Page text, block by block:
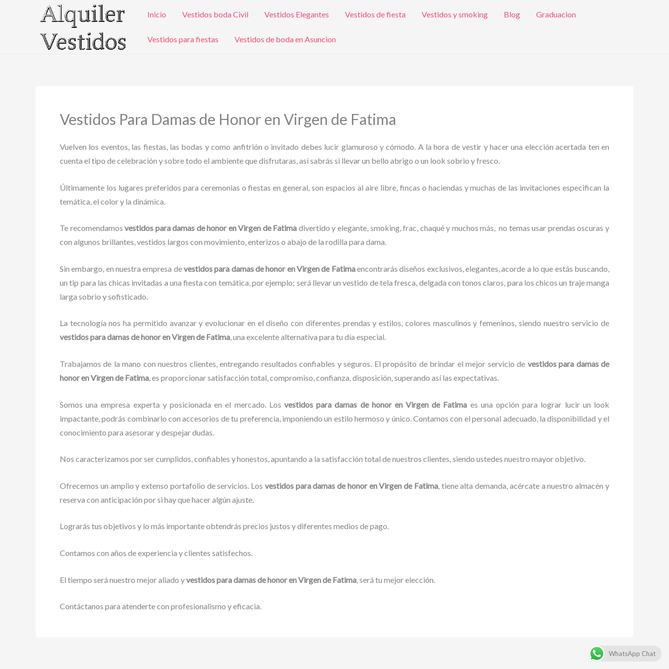
Inicio Vestidos boda Civil Vestidos Elegantes Vestidos de fiesta Vestidos y smoking Blog Graduacion
Vestidos para fiestas Vestidos de boda en Asuncion
Vestidos Para Damas de Honor en Virgen de Fatima
Vuelven los eventos, las fiestas, las bodas y como anfitrión o invitado debes lucir glamuroso y cómodo. A la hora de vestir y hacer una elección acertada ten en
cuenta el tipo de celebración y sobre todo el ambiente que disfrutaras, así sabrás si llevar un bello abrigo o un look sobrio y fresco.
Últimamente los lugares preferidos para ceremonias o fiestas en general, son espacios al aire libre, fincas o haciendas y muchas de las invitaciones especifican la
temática, el color y la dinámica.
Te recomendamosvestidos para damas de honor en Virgen de Fatima divertido y elegante, smoking, frac, chaqué y muchos más, no temas usar prendas oscuras y
con algunos brillantes, vestidos largos con movimiento, enterizos o abajo de la rodilla para dama.
Sin embargo, en nuestra empresa devestidos para damas de honor en Virgen de Fatimaencontrarás diseños exclusivos, elegantes, acorde a lo que estás buscando,
un tip para las chicas invitadas a una fiesta con temática, por ejemplo; será llevar un vestido de tela fresca, delgada con tonos claros, para los chicos un traje manga
larga sobrio y sofisticado.
La tecnología nos ha permitido avanzar y evolucionar en el diseño con diferentes prendas y estilos, colores masculinos y femeninos, siendo nuestro servicio de
vestidos para damas de honoren Virgen de Fatima, una excelente alternativa para tu día especial.
Trabajamos de la mano con nuestros clientes, entregando resultados confiables y seguros. El propósito de brindar el mejor servicio de vestidos para damas de
honoren Virgen de Fatima, es proporcionar satisfacción total, compromiso, confianza, disposición, superando así las expectativas.
Somos una empresa experta y posicionada en el mercado. Los vestidos para damas de honor en Virgen de Fatima es una opción para lograr lucir un look
impactante, podrás combinarlo con accesorios de tu preferencia, imponiendo un estilo hermoso y único. Contamos con el personal adecuado, la disponibilidad y el
conocimiento para asesorar y despejar dudas.
Nos caracterizamos por ser cumplidos, confiables y honestos, apuntando a la satisfacción total de nuestros clientes, siendo ustedes nuestro mayor objetivo.
Ofrecemos un amplio y extenso portafolio de servicios. Los vestidos para damas de honor en Virgen de Fatima, tiene alta demanda, acércate a nuestro almacén y
reserva con anticipación por si hay que hacer algún ajuste.
Lograrás tus objetivos y lo más importante obtendrás precios justos y diferentes medios de pago.
Contamos con años de experiencia y clientes satisfechos.
El tiempo será nuestro mejor aliado yvestidos para damas de honoren Virgen de Fatima , será tu mejor elección.
Contáctanos para atenderte con profesionalismo y eficacia.
WhatsApp Chat